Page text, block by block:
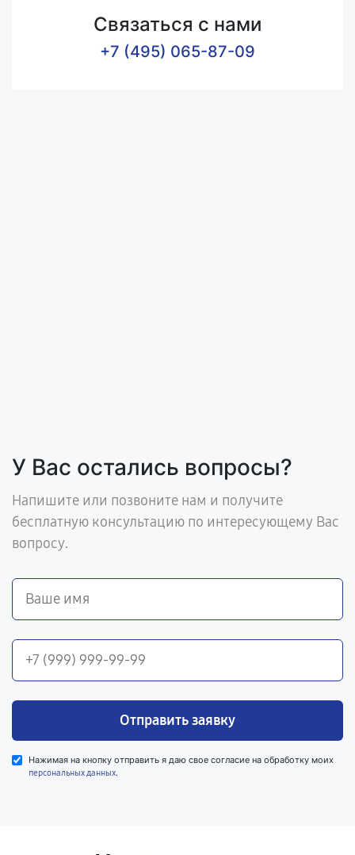
Связаться с нами
+7 (495) 065-87-09
У Вас остались вопросы?
Напишите или позвоните нам и получите
бесплатную консультацию по интересующему Вас
вопросу.
Отправить заявку
Нажимая на кнопку отправить я даю свое согласие на обработку моих
персональных данных.